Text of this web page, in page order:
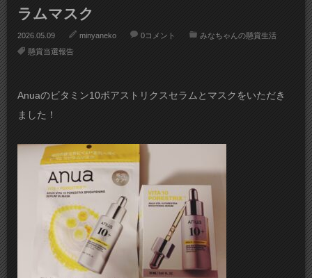
ラムマスク
2026.05.09 minyaneko 0コメント
みなちゃんの懸賞生活
懸賞当選報告
Anuaのビタミン10ポアストリクスセラムとマスクをいただき
ました！